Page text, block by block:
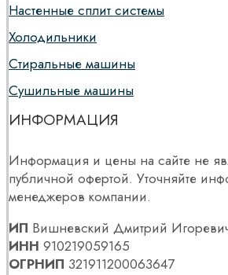
Настенные сплит системы
Холодильники
Стиральные машины
Сушильные машины
ИНФОРМАЦИЯ
Информация и цены на сайте не
публичной офертой. Уточняйте
менеджеров компании.
ИП Вишневский Дмитрий
ИНН 910219059165
ОГРНИП 321911200063647